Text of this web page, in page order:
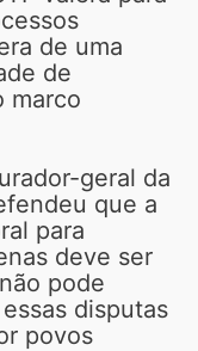
de uma
de
marco
geral da
que a
para
deve ser
pode
disputas
povos